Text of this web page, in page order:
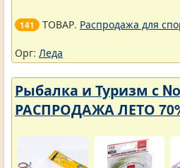
141 ТОВАР. Распродажа для
Орг: Леда
Рыбалка и Туризм с
РАСПРОДАЖА ЛЕТО